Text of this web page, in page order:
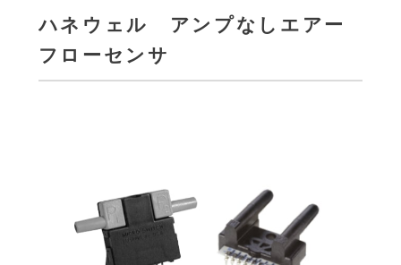
ハネウェル アンプなしエアー
フローセンサ